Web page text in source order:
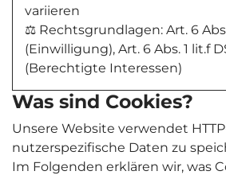
variieren
⚖️ Rechtsgrundlagen: Art. 6 Abs.
(Einwilligung), Art. 6 Abs. 1 lit.f
(Berechtigte Interessen)
Was sind Cookies?
Unsere Website verwendet
nutzerspezifische Daten zu
Im Folgenden erklären wir, was